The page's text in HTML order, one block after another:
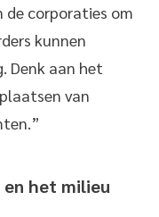
de corporaties om
kunnen
Denk aan het
van
het milieu